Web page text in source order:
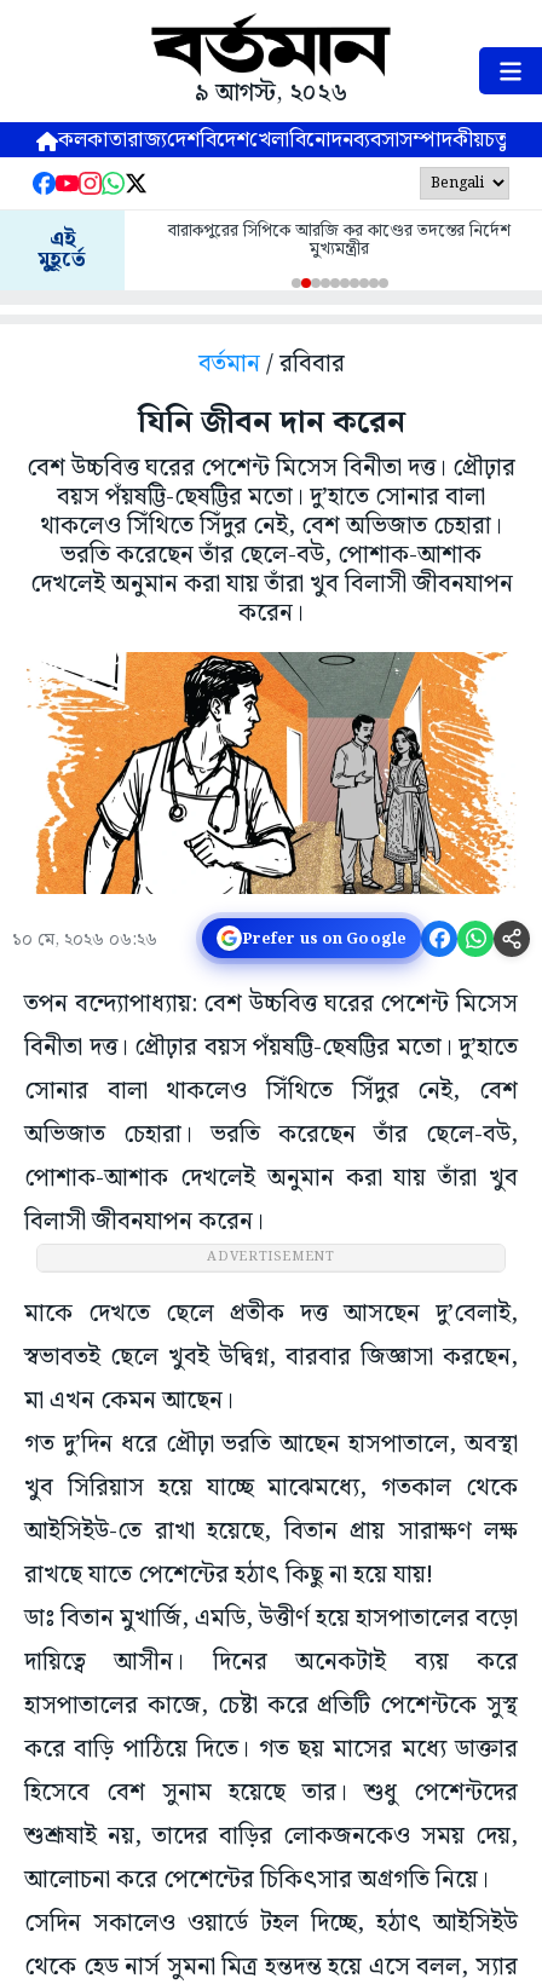
৯ আগস্ট, ২০২৬
কলকাতারাজ্যদেশবিদেশখেলাবিনোদনব্যবসাসম্পাদকীয়
এই
মুহূর্তে
নির্দেশ আরজি কর কাণ্ডে দায়িত্ব পালন করেনি পুলিশ: শুভেন্দু
বর্তমান/ রবিবার
যিনি জীবন দান করেন
বেশ উচ্চবিত্ত ঘরের পেশেন্ট মিসেস বিনীতা দত্ত। প্রৌঢ়ার
বয়স পঁয়ষট্টি-ছেষট্টির মতো। দু’হাতে সোনার বালা
থাকলেও সিঁথিতে সিঁদুর নেই, বেশ অভিজাত চেহারা।
ভরতি করেছেন তাঁর ছেলে-বউ, পোশাক-আশাক
দেখলেই অনুমান করা যায় তাঁরা খুব বিলাসী জীবনযাপন
করেন।
১০ মে, ২০২৬ ০৬:২৬ Prefer us on Google
তপন বন্দ্যোপাধ্যায়: বেশ উচ্চবিত্ত ঘরের পেশেন্ট মিসেস
বিনীতা দত্ত। প্রৌঢ়ার বয়স পঁয়ষট্টি-ছেষট্টির মতো। দু’হাতে
সোনার বালা থাকলেও সিঁথিতে সিঁদুর নেই, বেশ
অভিজাত চেহারা। ভরতি করেছেন তাঁর ছেলে-বউ,
পোশাক-আশাক দেখলেই অনুমান করা যায় তাঁরা খুব
বিলাসী জীবনযাপন করেন।
মাকে দেখতে ছেলে প্রতীক দত্ত আসছেন দু’বেলাই,
স্বভাবতই ছেলে খুবই উদ্বিগ্ন, বারবার জিজ্ঞাসা করছেন,
মা এখন কেমন আছেন।
গত দু’দিন ধরে প্রৌঢ়া ভরতি আছেন হাসপাতালে, অবস্থা
খুব সিরিয়াস হয়ে যাচ্ছে মাঝেমধ্যে, গতকাল থেকে
আইসিইউ-তে রাখা হয়েছে, বিতান প্রায় সারাক্ষণ লক্ষ
রাখছে যাতে পেশেন্টের হঠাৎ কিছু না হয়ে যায়!
ডাঃ বিতান মুখার্জি, এমডি, উত্তীর্ণ হয়ে হাসপাতালের বড়ো
দায়িত্বে আসীন। দিনের অনেকটাই ব্যয় করে
হাসপাতালের কাজে, চেষ্টা করে প্রতিটি পেশেন্টকে সুস্থ
করে বাড়ি পাঠিয়ে দিতে। গত ছয় মাসের মধ্যে ডাক্তার
হিসেবে বেশ সুনাম হয়েছে তার। শুধু পেশেন্টদের
শুশ্রূষাই নয়, তাদের বাড়ির লোকজনকেও সময় দেয়,
আলোচনা করে পেশেন্টের চিকিৎসার অগ্রগতি নিয়ে।
সেদিন সকালেও ওয়ার্ডে টহল দিচ্ছে, হঠাৎ আইসিইউ
থেকে হেড নার্স সুমনা মিত্র হন্তদন্ত হয়ে এসে বলল, স্যার
চব্বিশ নম্বর পেশেন্ট একটু সিরিয়াস হয়ে গেছে।